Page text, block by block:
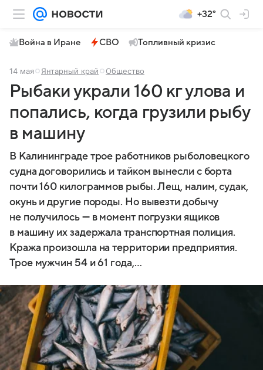
+32°
Война в Иране СВО Топливный кризис
14 мая Янтарный край Общество
Рыбаки украли 160 кг улова и
попались, когда грузили рыбу
в машину
В Калининграде трое работников рыболовецкого
судна договорились и тайком вынесли с борта
почти 160 килограммов рыбы. Лещ, налим, судак,
окунь и другие породы. Но вывезти добычу
не получилось — в момент погрузки ящиков
в машину их задержала транспортная полиция.
Кража произошла на территории предприятия.
Трое мужчин 54 и 61 года,…